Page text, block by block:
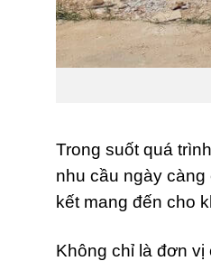
Trong suốt quá
nhu cầu ngày
kết mang đến cho
Không chỉ là đơn